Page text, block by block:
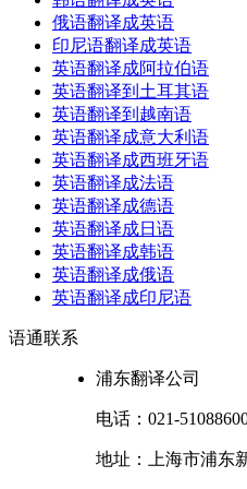
俄语翻译成英语
印尼语翻译成英语
英语翻译成阿拉伯语
英语翻译到土耳其语
英语翻译到越南语
英语翻译成意大利语
英语翻译成西班牙语
英语翻译成法语
英语翻译成德语
英语翻译成日语
英语翻译成韩语
英语翻译成俄语
英语翻译成印尼语
语通联系
浦东翻译公司
电话： 021-
地址： 上海市浦东